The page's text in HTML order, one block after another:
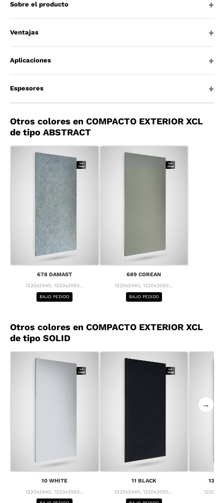
Sobre el producto
Ventajas
Aplicaciones
Espesores
Otros colores en COMPACTO EXTERIOR XCL
de tipo ABSTRACT
678 DAMAST
1220x2440, 1220x3050...
BAJO PEDIDO
689 COREAN
1220x2440, 1220x3050...
BAJO PEDIDO
Otros colores en COMPACTO EXTERIOR XCL
de tipo SOLID
10 WHITE
1220x2440, 1220x3050...
11 BLACK
1220x2440, 1220x3050...
13
→